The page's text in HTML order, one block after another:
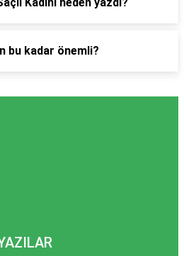
bu kadar önemli?